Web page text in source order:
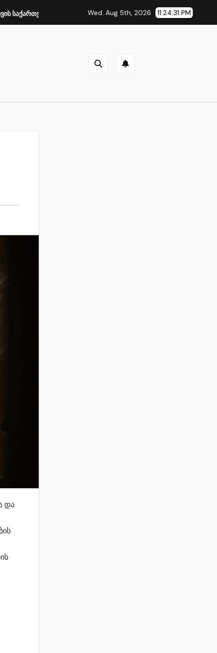
Dorsodex კრემი – სწრაფი შვება საქართველოში
Wed. Aug 5th, 2026 11:24:33 PM
და